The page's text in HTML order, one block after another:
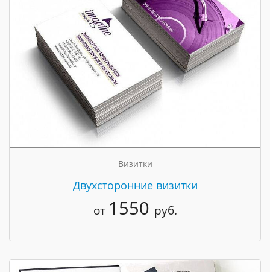
Визитки
Двухсторонние визитки
от 1550 руб.